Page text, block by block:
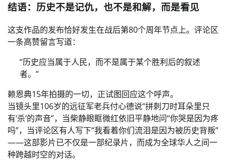
结语：历史不是记仇，也不是和解，而是看见
这支作品的发布恰好发生在战后第80个周年节点上。评论区
一条高赞留言写道：
“历史应当属于人民，而不是属于某个胜利后的叙述
者。”
赖恩典15年拍摄的一切，正试图回应这个呼声。
当镜头里106岁的远征军老兵付心德说“拼刺刀时耳朵里只
有‘杀’的声音”，当柴静眼眶微红依旧平静地问“你哭是因为疼
吗”，当评论区有人写下“我看着你们流泪是因为被历史背叛”
——这部影片已不仅是一部纪录片，而成为全球华人之间一
种跨越时空的对话。